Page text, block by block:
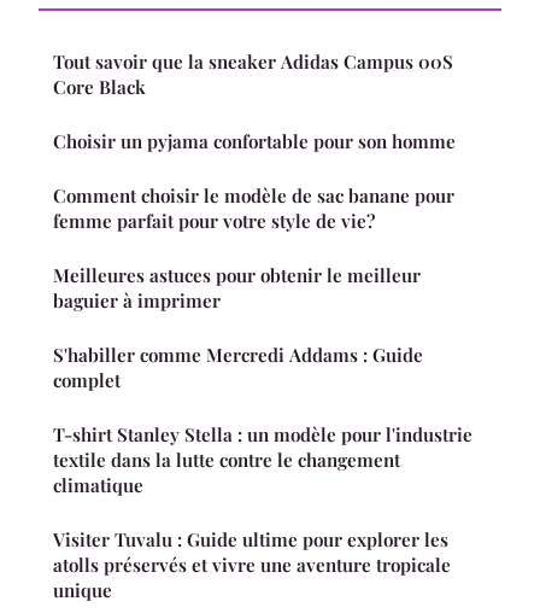
Tout savoir que la sneaker Adidas Campus 00S
Core Black
Choisir un pyjama confortable pour son homme
Comment choisir le modèle de sac banane pour
femme parfait pour votre style de vie?
Meilleures astuces pour obtenir le meilleur
baguier à imprimer
S'habiller comme Mercredi Addams : Guide
complet
T-shirt Stanley Stella : un modèle pour l'industrie
textile dans la lutte contre le changement
climatique
Visiter Tuvalu : Guide ultime pour explorer les
atolls préservés et vivre une aventure tropicale
unique